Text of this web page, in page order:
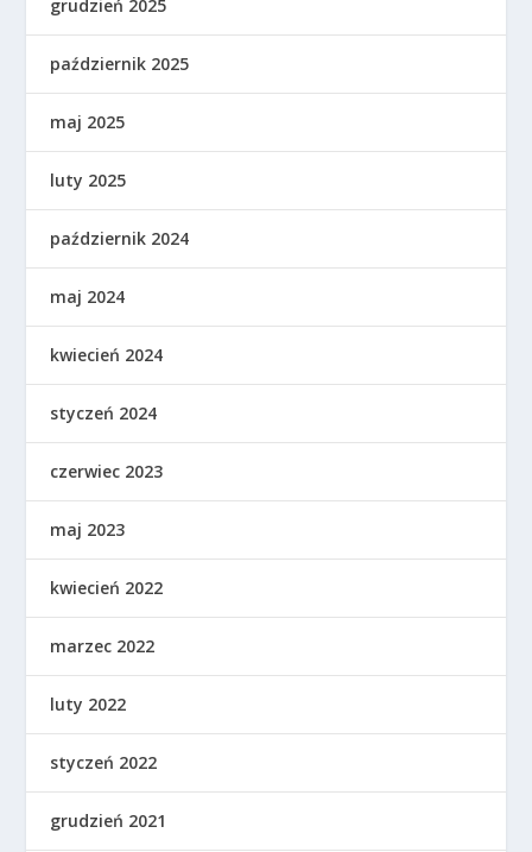
grudzień 2025
październik 2025
maj 2025
luty 2025
październik 2024
maj 2024
kwiecień 2024
styczeń 2024
czerwiec 2023
maj 2023
kwiecień 2022
marzec 2022
luty 2022
styczeń 2022
grudzień 2021